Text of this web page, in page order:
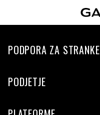
PODPORA ZA STRANKE
PODJETJE